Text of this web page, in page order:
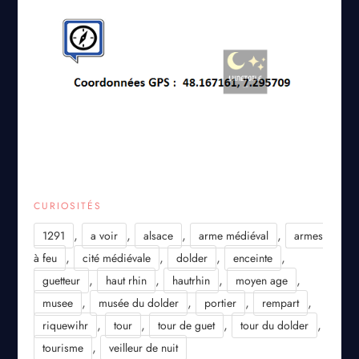
CURIOSITÉS
1291 , a voir , alsace , arme médiéval ,
armes
à feu , cité médiévale , dolder , enceinte ,
guetteur , haut rhin , hautrhin , moyen age ,
musee , musée du dolder , portier , rempart ,
riquewihr , tour , tour de guet , tour du dolder ,
tourisme , veilleur de nuit